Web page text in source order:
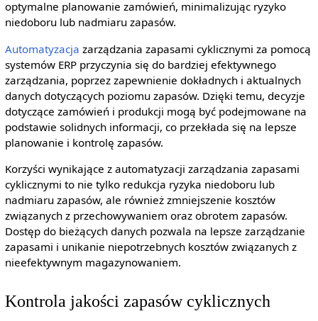
optymalne planowanie zamówień, minimalizując ryzyko
niedoboru lub nadmiaru zapasów.
Automatyzacja zarządzania zapasami cyklicznymi za pomocą
systemów ERP przyczynia się do bardziej efektywnego
zarządzania, poprzez zapewnienie dokładnych i aktualnych
danych dotyczących poziomu zapasów. Dzięki temu, decyzje
dotyczące zamówień i produkcji mogą być podejmowane na
podstawie solidnych informacji, co przekłada się na lepsze
planowanie i kontrolę zapasów.
Korzyści wynikające z automatyzacji zarządzania zapasami
cyklicznymi to nie tylko redukcja ryzyka niedoboru lub
nadmiaru zapasów, ale również zmniejszenie kosztów
związanych z przechowywaniem oraz obrotem zapasów.
Dostęp do bieżących danych pozwala na lepsze zarządzanie
zapasami i unikanie niepotrzebnych kosztów związanych z
nieefektywnym magazynowaniem.
Kontrola jakości zapasów cyklicznych